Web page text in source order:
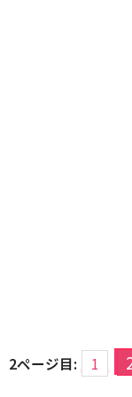
2ページ目: 1